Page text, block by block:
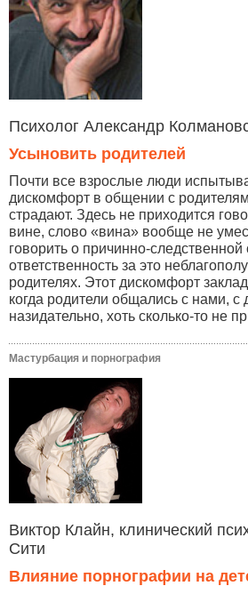
Психолог Александр
Усыновить родителей
Почти все взрослые люди
дискомфорт в общении с
страдают. Здесь не приходится
вине, слово «вина» вообще не
говорить о причинно-следственной
ответственность за это
родителях. Этот дискомфорт
когда родители общались с нами, с
назидательно, хоть сколько-то не
Мастурбация и порнография
Виктор Клайн, клинический
Сити
Влияние порнографии на